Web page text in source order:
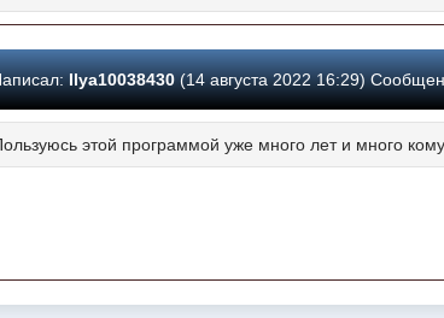
Ilya10038430(14 августа 2022 16:29)
этой программой уже много лет и много